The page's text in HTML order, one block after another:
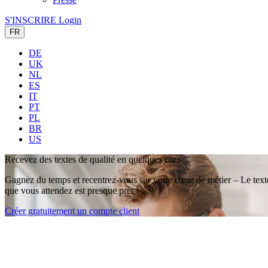
S'INSCRIRE Login
FR
DE
UK
NL
ES
IT
PT
PL
BR
US
Recevez des textes de qualité en quelques clics
Gagnez du temps et recentrez-vous sur votre cœur de métier – Le
que vous attendez est presque prêt !
Créer gratuitement un compte client